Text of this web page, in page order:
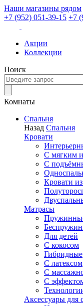
Наши магазины рядом
+7 (952) 051-39-15 +7
Акции
Коллекции
Поиск
Комнаты
Спальня
Назад Спальня
Кровати
С мягким
С
Кровати
Матрасы
Для детей
C кокосом
Гибридные
С латексом
С
С
Аксессуары для